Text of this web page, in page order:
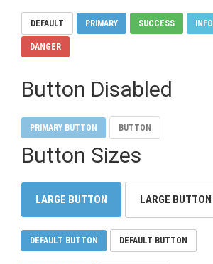
DEFAULT PRIMARY SUCCESS INFO
DANGER
Button Disabled
PRIMARY BUTTON BUTTON
Button Sizes
LARGE BUTTON LARGE BUTTON
DEFAULT BUTTON DEFAULT BUTTON